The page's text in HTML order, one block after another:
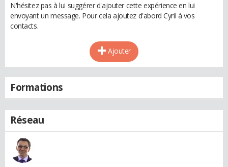
N'hésitez pas à lui suggérer d'ajouter cette expérience en lui
envoyant un message. Pour cela ajoutez d'abord Cyril à vos
contacts.
Ajouter
Formations
Réseau